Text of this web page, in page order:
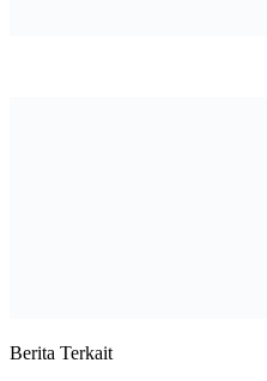
Berita Terkait